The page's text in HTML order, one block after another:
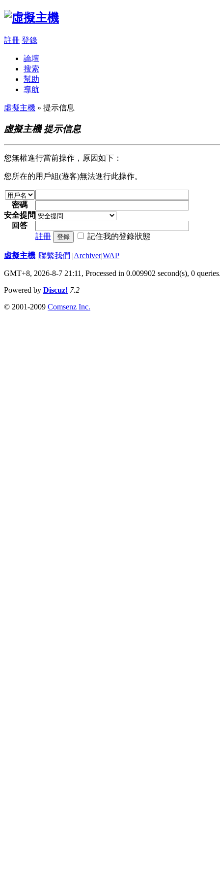
註冊 登錄
論壇
搜索
幫助
導航
虛擬主機 » 提示信息
虛擬主機 提示信息
您無權進行當前操作，原因如下：
您所在的用戶組(遊客)無法進行此操作。
密碼
安全提問
回答
註冊
登錄 記住我的登錄狀態
虛擬主機 |聯繫我們 |Archiver|WAP
GMT+8, 2026-8-7 21:11, Processed in 0.009902 second(s), 0 queries
Powered by Discuz! 7.2
© 2001-2009 Comsenz Inc.